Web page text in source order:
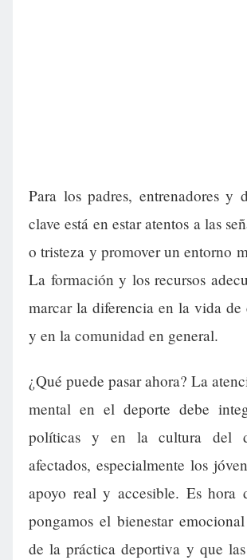
Para los padres, entrenadores y
clave está en estar atentos a las
o tristeza y promover un entorno
La formación y los recursos
marcar la diferencia en la vida de
y en la comunidad en general.
¿Qué puede pasar ahora? La
mental en el deporte debe
políticas y en la cultura del
afectados, especialmente los
apoyo real y accesible. Es hora
pongamos el bienestar
de la práctica deportiva y que